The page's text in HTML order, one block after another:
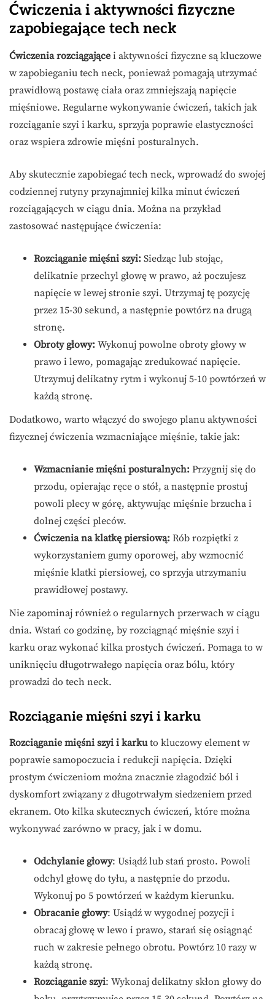
Ćwiczenia i aktywności fizyczne
zapobiegające tech neck
Ćwiczenia rozciągające i aktywności fizyczne są kluczowe
w zapobieganiu tech neck, ponieważ pomagają utrzymać
prawidłową postawę ciała oraz zmniejszają napięcie
mięśniowe. Regularne wykonywanie ćwiczeń, takich jak
rozciąganie szyi i karku, sprzyja poprawie elastyczności
oraz wspiera zdrowie mięśni posturalnych.
Aby skutecznie zapobiegać tech neck, wprowadź do swojej
codziennej rutyny przynajmniej kilka minut ćwiczeń
rozciągających w ciągu dnia. Można na przykład
zastosować następujące ćwiczenia:
Rozciąganie mięśni szyi: Siedząc lub stojąc,
delikatnie przechyl głowę w prawo, aż poczujesz
napięcie w lewej stronie szyi. Utrzymaj tę pozycję
przez 15-30 sekund, a następnie powtórz na drugą
stronę.
Obroty głowy: Wykonuj powolne obroty głowy w
prawo i lewo, pomagając zredukować napięcie.
Utrzymuj delikatny rytm i wykonuj 5-10 powtórzeń w
każdą stronę.
Dodatkowo, warto włączyć do swojego planu aktywności
fizycznej ćwiczenia wzmacniające mięśnie, takie jak:
Wzmacnianie mięśni posturalnych: Przygnij się do
przodu, opierając ręce o stół, a następnie prostuj
powoli plecy w górę, aktywując mięśnie brzucha i
dolnej części pleców.
Ćwiczenia na klatkę piersiową: Rób rozpiętki z
wykorzystaniem gumy oporowej, aby wzmocnić
mięśnie klatki piersiowej, co sprzyja utrzymaniu
prawidłowej postawy.
Nie zapominaj również o regularnych przerwach w ciągu
dnia. Wstań co godzinę, by rozciągnąć mięśnie szyi i
karku oraz wykonać kilka prostych ćwiczeń. Pomaga to w
uniknięciu długotrwałego napięcia oraz bólu, który
prowadzi do tech neck.
Rozciąganie mięśni szyi i karku
Rozciąganie mięśni szyi i karkuto kluczowy element w
poprawie samopoczucia i redukcji napięcia. Dzięki
prostym ćwiczeniom można znacznie złagodzić ból i
dyskomfort związany z długotrwałym siedzeniem przed
ekranem. Oto kilka skutecznych ćwiczeń, które można
wykonywać zarówno w pracy, jak i w domu.
Odchylanie głowy: Usiądź lub stań prosto. Powoli
odchyl głowę do tyłu, a następnie do przodu.
Wykonuj po 5 powtórzeń w każdym kierunku.
Obracanie głowy: Usiądź w wygodnej pozycji i
obracaj głowę w lewo i prawo, starań się osiągnąć
ruch w zakresie pełnego obrotu. Powtórz 10 razy w
każdą stronę.
Rozciąganie szyi: Wykonaj delikatny skłon głowy do